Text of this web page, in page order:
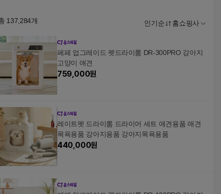
137,284개 인기순 홈쇼핑사
페페 업그레이드 펫드라이룸 DR-300PRO 강아지
고양이 애견
759,000원
레이트펫 드라이룸 드라이어 세트 애견용품 애견
목욕용품 강아지용품 강아지목욕용품
440,000원